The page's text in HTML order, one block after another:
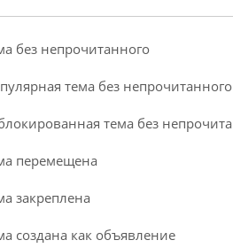
без непрочитанного
тема без непрочитанного
тема без
перемещена
закреплена
создана как объявление